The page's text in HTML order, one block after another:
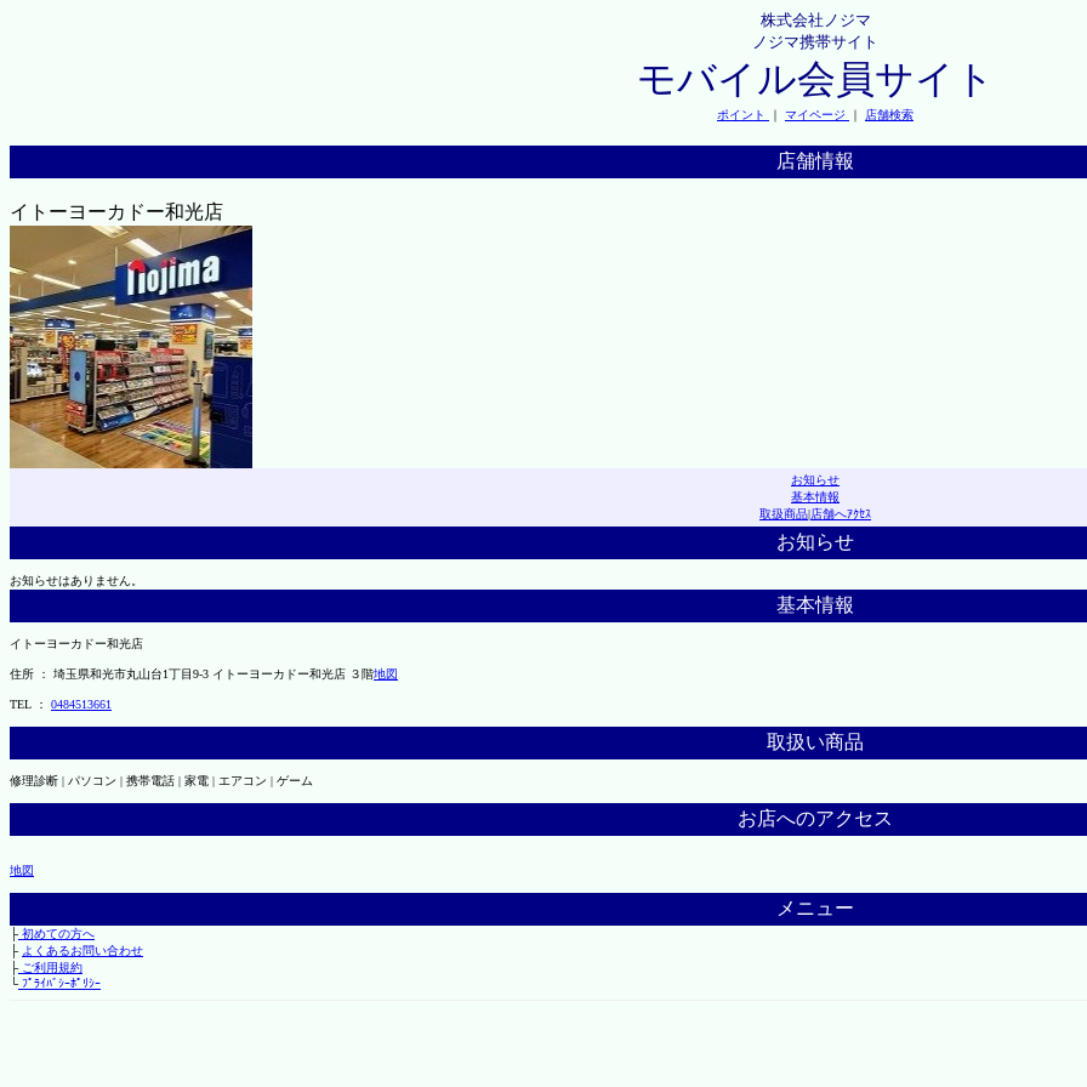
株式会社ノジマ
ノジマ携帯サイト
モバイル会員サイト
ポイント ｜ マイページ ｜ 店舗検索
店舗情報
イトーヨーカドー和光店
お知らせ
基本情報
取扱商品|店舗へｱｸｾｽ
お知らせ
お知らせはありません。
基本情報
イトーヨーカドー和光店
住所 ： 埼玉県和光市丸山台1丁目9-3 イトーヨーカドー和光店 ３階地図
TEL ： 0484513661
取扱い商品
修理診断 | パソコン | 携帯電話 | 家電 | エアコン | ゲーム
お店へのアクセス
地図
メニュー
├初めての方へ
├ よくあるお問い合わせ
├ご利用規約
└ﾌﾟﾗｲﾊﾞｼｰﾎﾟﾘｼｰ